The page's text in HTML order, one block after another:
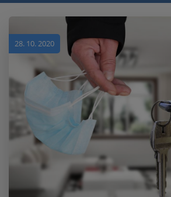
28. 10. 2020